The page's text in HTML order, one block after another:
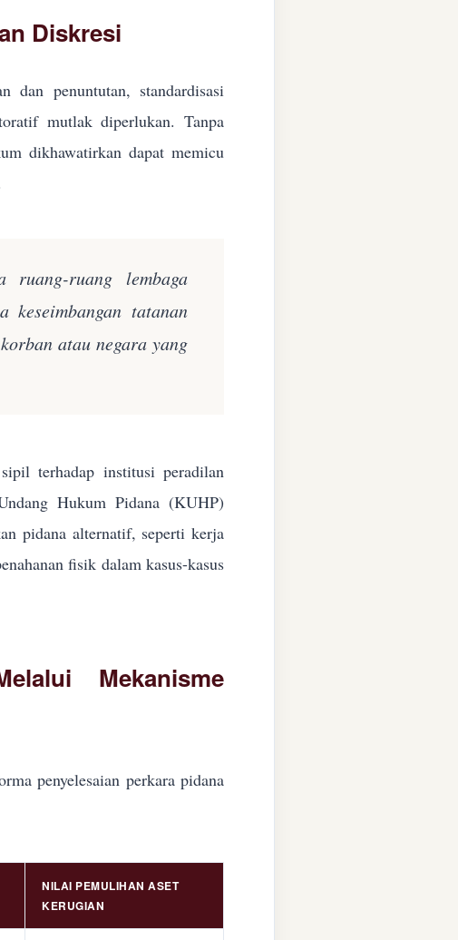
Diskresi
dan penuntutan, standardisasi
mutlak diperlukan. Tanpa
dikhawatirkan dapat memicu
ruang lembaga
keseimbangan tatanan
atau negara yang
terhadap institusi peradilan
Hukum Pidana (KUHP)
pidana alternatif, seperti kerja
fisik dalam kasus-kasus
Mekanisme
penyelesaian perkara pidana
NILAI PEMULIHAN ASET
KERUGIAN